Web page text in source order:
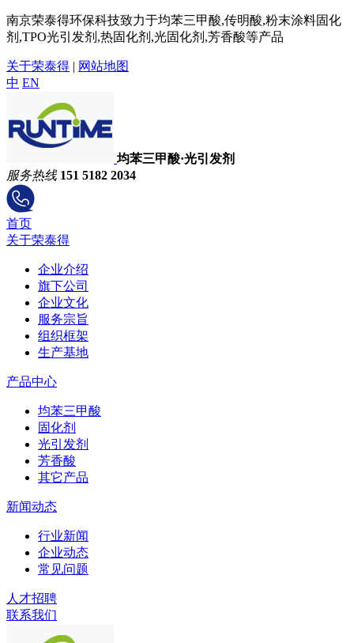
南京荣泰得环保科技致力于均苯三甲酸,传明酸,粉末涂料固化
剂,TPO光引发剂,热固化剂,光固化剂,芳香酸等产品
关于荣泰得 | 网站地图
中 EN
均苯三甲酸·光引发剂
服务热线 151 5182 2034
首页
关于荣泰得
企业介绍
旗下公司
企业文化
服务宗旨
组织框架
生产基地
产品中心
均苯三甲酸
固化剂
光引发剂
芳香酸
其它产品
新闻动态
行业新闻
企业动态
常见问题
人才招聘
联系我们